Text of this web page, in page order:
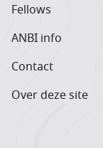
Fellows
ANBI info
Contact
Over deze site